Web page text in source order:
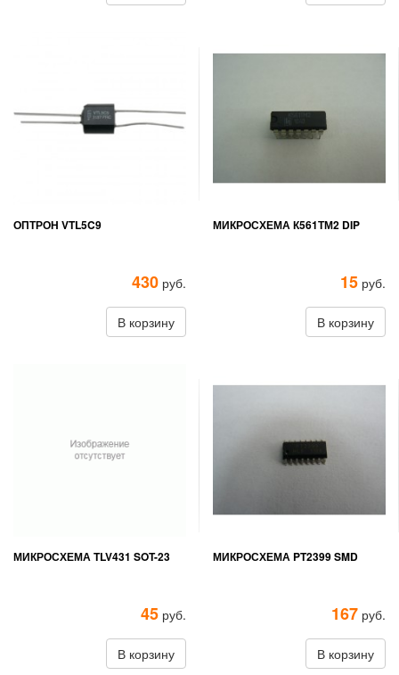
ОПТРОН VTL5C9
430 руб.
В корзину
МИКРОСХЕМА К561ТМ2 DIP
15 руб.
В корзину
МИКРОСХЕМА TLV431 SOT-23
45 руб.
В корзину
МИКРОСХЕМА PT2399 SMD
167 руб.
В корзину